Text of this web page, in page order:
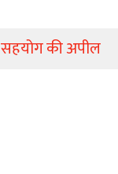
की अपील